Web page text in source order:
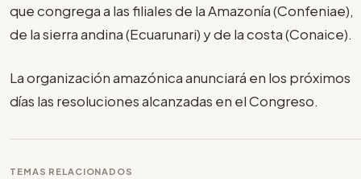
que congrega a las filiales de la Amazonía (Confeniae),
de la sierra andina (Ecuarunari) y de la costa (Conaice).
La organización amazónica anunciará en los próximos
días las resoluciones alcanzadas en el Congreso.
TEMAS RELACIONADOS